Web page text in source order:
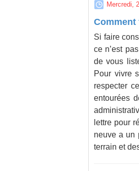
Mercredi,
Comment
Si faire
ce n’est
de vous
Pour vivre
respecter
entourées
lettre pour
neuve a un
terrain et